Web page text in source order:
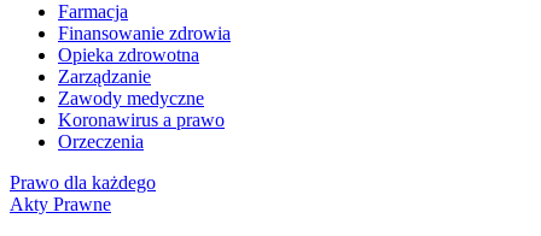
Farmacja
Finansowanie zdrowia
Opieka zdrowotna
Zarządzanie
Zawody medyczne
Koronawirus a prawo
Orzeczenia
Prawo dla każdego
Akty Prawne